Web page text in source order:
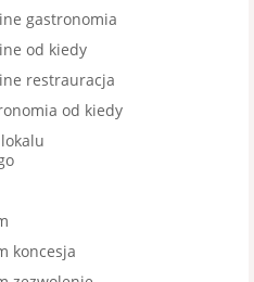
gastronomia
od kiedy
restrauracja
od kiedy
koncesja